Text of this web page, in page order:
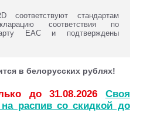
соответствуют стандартам
соответствия по
ЕАС и подтверждены
в белорусских рублях!
до 31.08.2026 Своя
распив со скидкой до